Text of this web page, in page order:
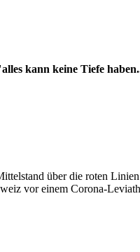
kann keine Tiefe
über die roten
vor einem Corona-